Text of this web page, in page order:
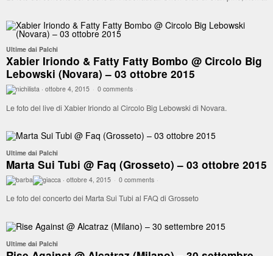
Ultime dai Palchi
Xabier Iriondo & Fatty Fatty Bombo @ Circolo Big
Lebowski (Novara) – 03 ottobre 2015
· ottobre 4, 2015 · 0 comments ·
Le foto del live di Xabier Iriondo al Circolo Big Lebowski di Novara.
Ultime dai Palchi
Marta Sui Tubi @ Faq (Grosseto) – 03 ottobre 2015
· ottobre 4, 2015 · 0 comments ·
Le foto del concerto dei Marta Sui Tubi al FAQ di Grosseto
Ultime dai Palchi